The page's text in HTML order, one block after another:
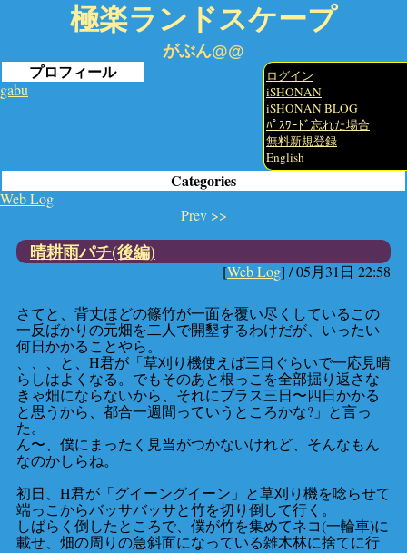
極楽ランドスケープ
がぶん@@
プロフィール
gabu
ログイン
iSHONAN
iSHONAN BLOG
ﾊﾟｽﾜｰﾄﾞ忘れた場合
無料新規登録
English
Categories
Web Log
Prev >>
晴耕雨パチ(後編)
[Web Log] /05月31日 22:58
さてと、背丈ほどの篠竹が一面を覆い尽くしているこの
一反ばかりの元畑を二人で開墾するわけだが、いったい
何日かかることやら。
、、、と、H君が「草刈り機使えば三日ぐらいで一応見晴
らしはよくなる。でもそのあと根っこを全部掘り返さな
きゃ畑にならないから、それにプラス三日〜四日かかる
と思うから、都合一週間っていうところかな?」と言っ
た。
ん〜、僕にまったく見当がつかないけれど、そんなもん
なのかしらね。
初日、H君が「グイーングイーン」と草刈り機を唸らせて
端っこからバッサバッサと竹を切り倒して行く。
しばらく倒したところで、僕が竹を集めてネコ(一輪車)に
載せ、畑の周りの急斜面になっている雑木林に捨てに行